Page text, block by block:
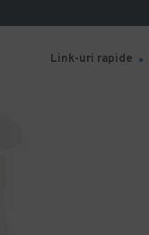
Link-uri rapide